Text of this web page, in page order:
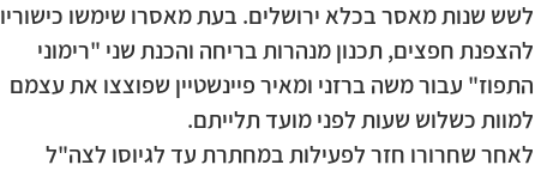
לשש שנות מאסר בכלא ירושלים. בעת מאסרו שימשו כישוריו
להצפנת חפצים, תכנון מנהרות בריחה והכנת שני "רימוני
התפוז" עבור משה ברזני ומאיר פיינשטיין שפוצצו את עצמם
למוות כשלוש שעות לפני מועד תלייתם.
לאחר שחרורו חזר לפעילות במחתרת עד לגיוסו לצה"ל